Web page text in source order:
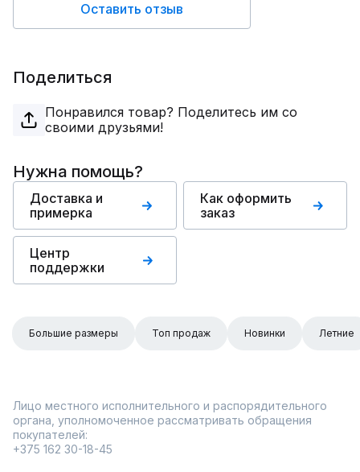
Оставить отзыв
Поделиться
Понравился товар? Поделитесь им со
своими друзьями!
Нужна помощь?
Доставка и
примерка
Как оформить
заказ
Центр
поддержки
Большие размеры Топ продаж Новинки Летние
Лицо местного исполнительного и распорядительного
органа, уполномоченное рассматривать обращения
покупателей:
+375 162 30-18-45